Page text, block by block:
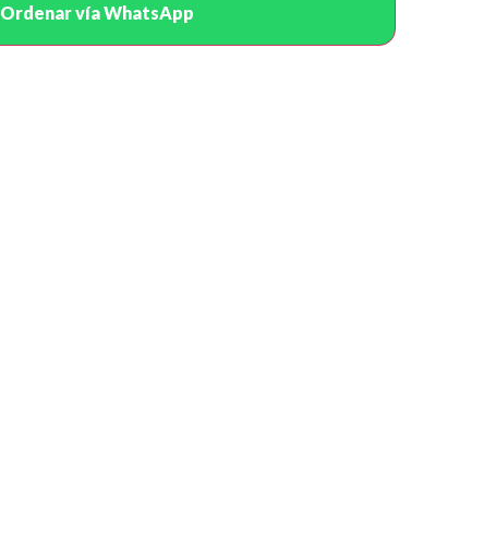
Ordenar vía WhatsApp